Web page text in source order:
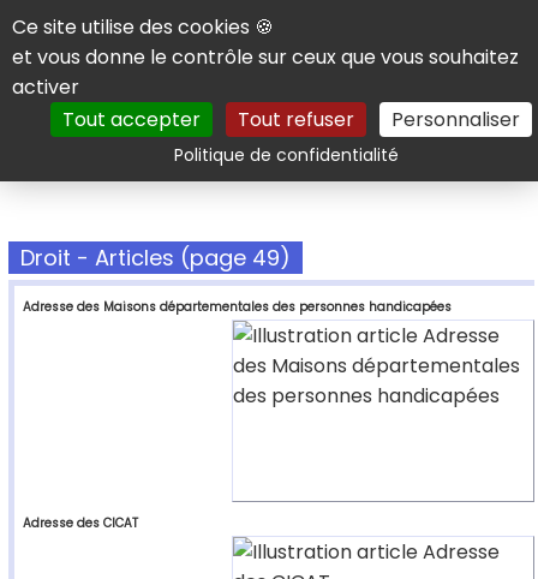
Panneau de gestion des cookies
Ce site utilise des cookies 🍪
et vous donne le contrôle sur ceux que vous souhaitez
activer
Tout accepter
Tout refuser Personnaliser
Politique de confidentialitéRechercher
Droit - Articles (page 49)
Adresse des Maisons départementales des personnes handicapées
Adresse des CICAT